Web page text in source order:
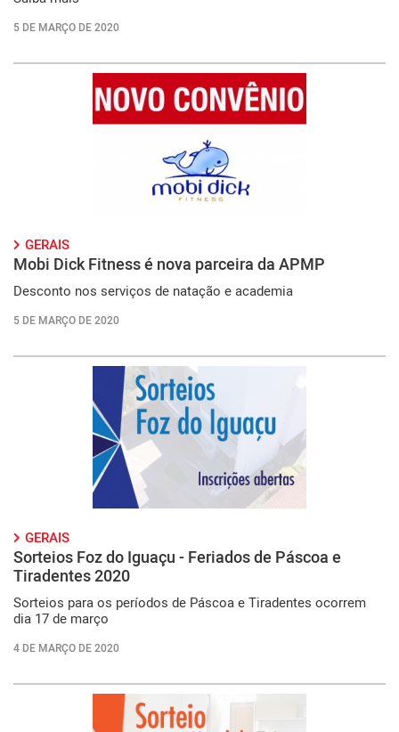
5 DE MARÇO DE 2020
GERAIS
Mobi Dick Fitness é nova parceira da APMP
Desconto nos serviços de natação e academia
5 DE MARÇO DE 2020
GERAIS
Sorteios Foz do Iguaçu - Feriados de Páscoa e
Tiradentes 2020
Sorteios para os períodos de Páscoa e Tiradentes ocorrem
dia 17 de março
4 DE MARÇO DE 2020